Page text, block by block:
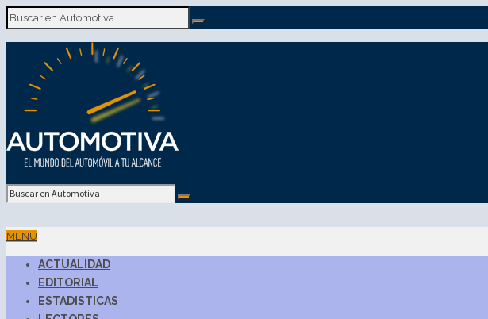
MENU
ACTUALIDAD
EDITORIAL
ESTADISTICAS